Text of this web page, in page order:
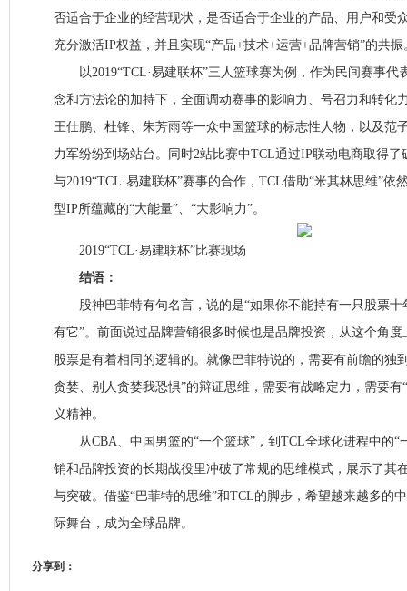
否适合于企业的经营现状，是否适合于企业的产品、用户和受
充分激活IP权益，并且实现“产品+技术+运营+品牌营销”的共振
以2019“TCL·易建联杯”三人篮球赛为例，作为民间赛事代
念和方法论的加持下，全面调动赛事的影响力、号召力和转化
王仕鹏、杜锋、朱芳雨等一众中国篮球的标志性人物，以及范
力军纷纷到场站台。同时2站比赛中TCL通过IP联动电商取得
与2019“TCL·易建联杯”赛事的合作，TCL借助“米其林思维”依
型IP所蕴藏的“大能量”、“大影响力”。
2019“TCL·易建联杯”比赛现场
结语：
股神巴菲特有句名言，说的是“如果你不能持有一只股票十
有它”。前面说过品牌营销很多时候也是品牌投资，从这个角
股票是有着相同的逻辑的。就像巴菲特说的，需要有前瞻的独
贪婪、别人贪婪我恐惧”的辩证思维，需要有战略定力，需要有
义精神。
从CBA、中国男篮的“一个篮球”，到TCL全球化进程中的“
销和品牌投资的长期战役里冲破了常规的思维模式，展示了其
与突破。借鉴“巴菲特的思维”和TCL的脚步，希望越来越多的
际舞台，成为全球品牌。
分享到：